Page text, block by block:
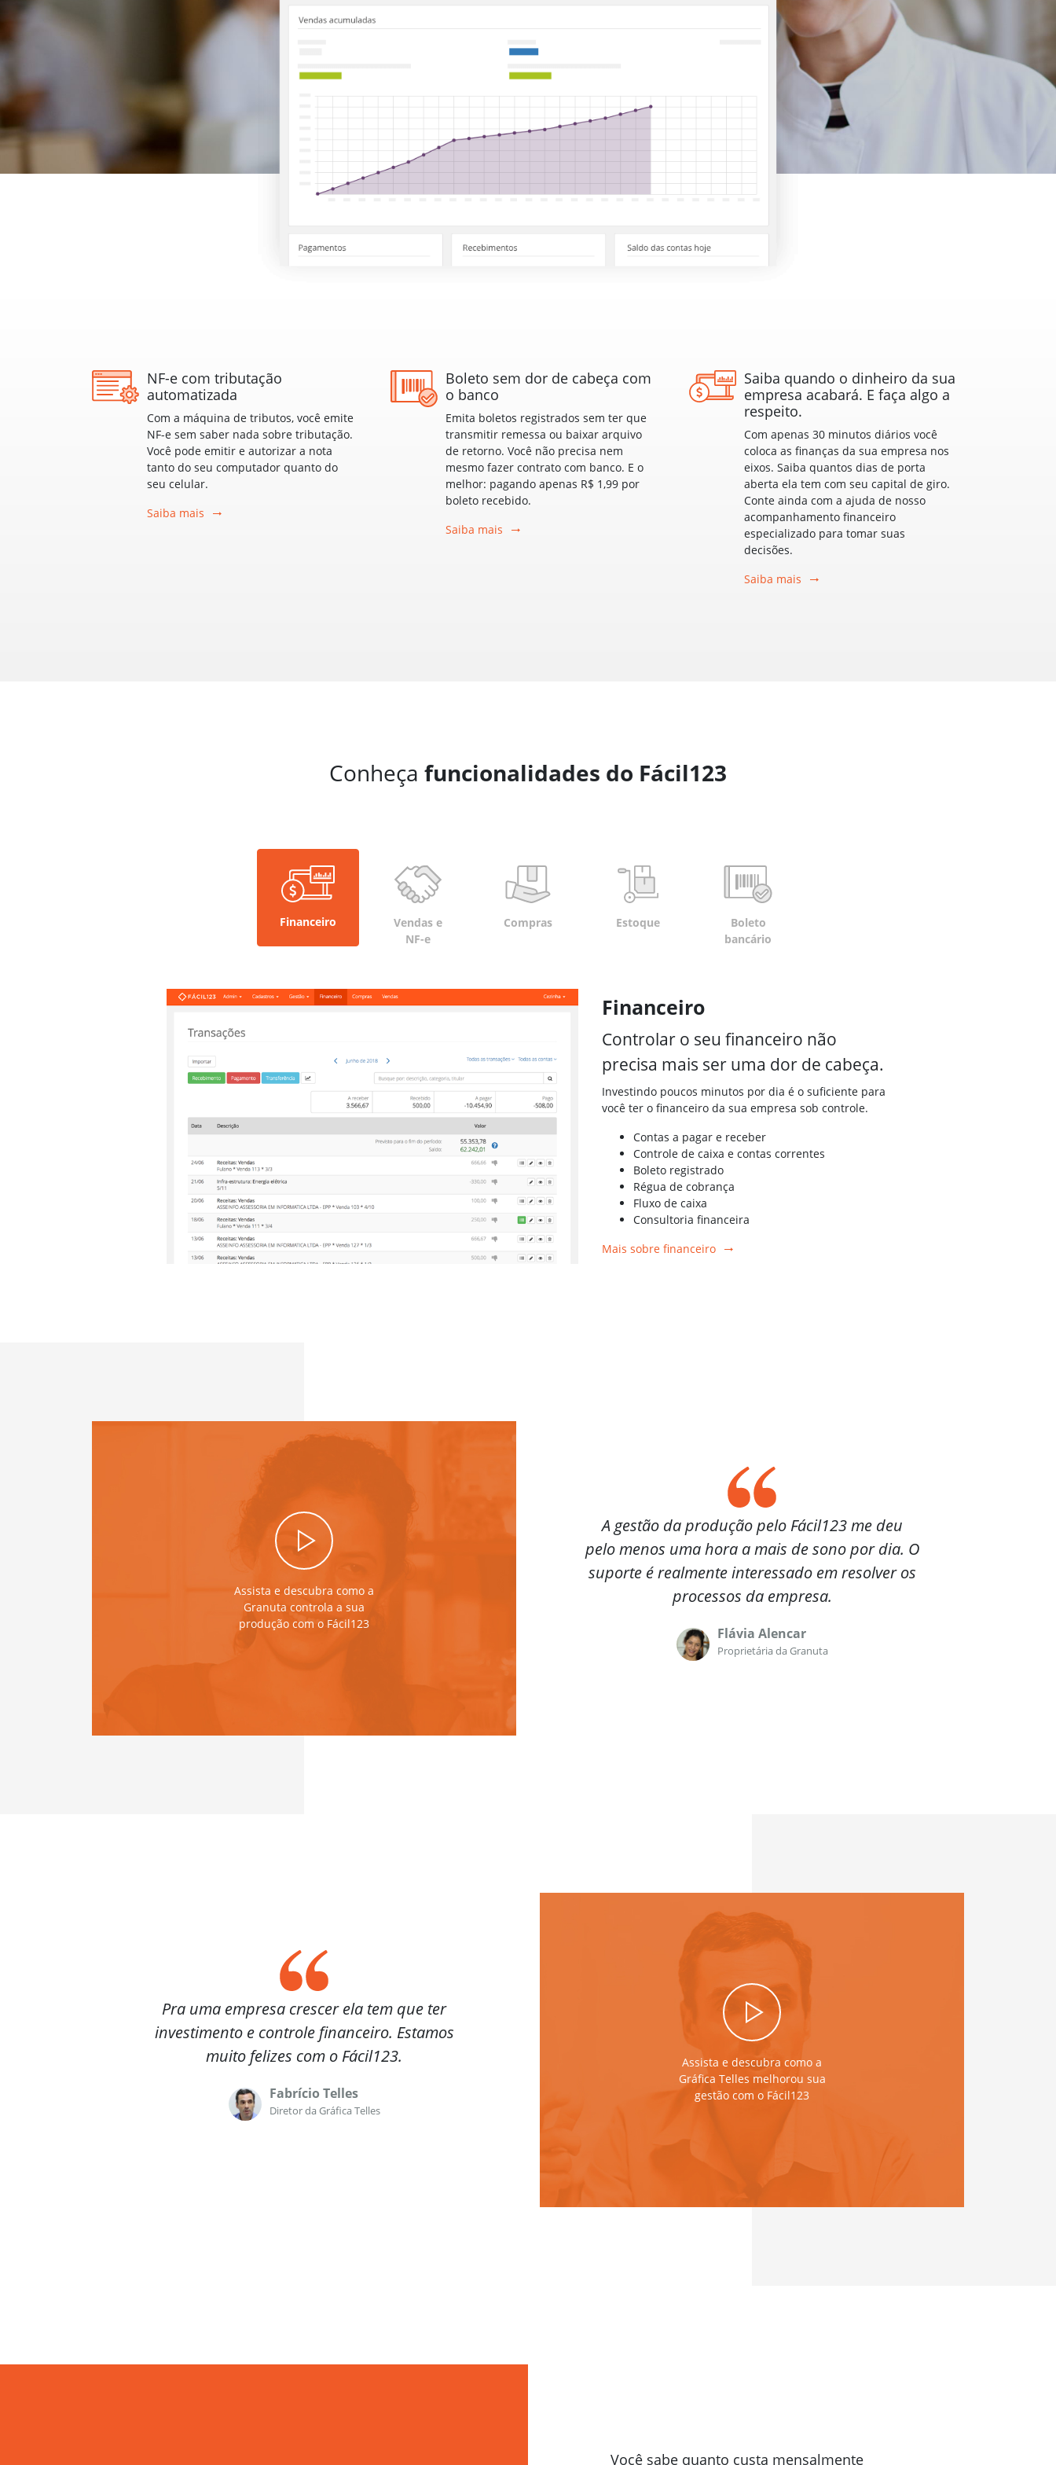
Integração com sua Loja Virtual
Validações em vendas
PDV online
NF-e com tributação
automatizada
Com a máquina de tributos, você emite
NF-e sem saber nada sobre tributação.
Você pode emitir e autorizar a nota
tanto do seu computador quanto do
seu celular.
Saiba mais
Boleto sem dor de cabeça com
o banco
Emita boletos registrados sem ter que
transmitir remessa ou baixar arquivo
de retorno. Você não precisa nem
mesmo fazer contrato com banco. E o
melhor: pagando apenas R$ 1,99 por
boleto recebido.
Saiba mais
Saiba quando o dinheiro da sua
empresa acabará. E faça algo a
respeito.
Com apenas 30 minutos diários você
coloca as finanças da sua empresa nos
eixos. Saiba quantos dias de porta
aberta ela tem com seu capital de giro.
Conte ainda com a ajuda de nosso
acompanhamento financeiro
especializado para tomar suas
decisões.
Saiba mais
Conheça funcionalidades do Fácil123
Financeiro
Vendas e
NF-e
Compras Estoque
Boleto
bancário
Financeiro
Controlar o seu financeiro não
precisa mais ser uma dor de cabeça.
Investindo poucos minutos por dia é o suficiente para
você ter o financeiro da sua empresa sob controle.
Contas a pagar e receber
Controle de caixa e contas correntes
Boleto registrado
Régua de cobrança
Fluxo de caixa
Consultoria financeira
Mais sobre financeiro
A gestão da produção pelo Fácil123 me deu
pelo menos uma hora a mais de sono por dia. O
suporte é realmente interessado em resolver os
processos da empresa.
Flávia Alencar
Proprietária da Granuta
Assista e descubra como a
Granuta controla a sua
produção com o Fácil123
Pra uma empresa crescer ela tem que ter
investimento e controle financeiro. Estamos
muito felizes com o Fácil123.
Fabrício Telles
Diretor da Gráfica Telles
Assista e descubra como a
Gráfica Telles melhorou sua
gestão com o Fácil123
Você sabe quanto custa mensalmente